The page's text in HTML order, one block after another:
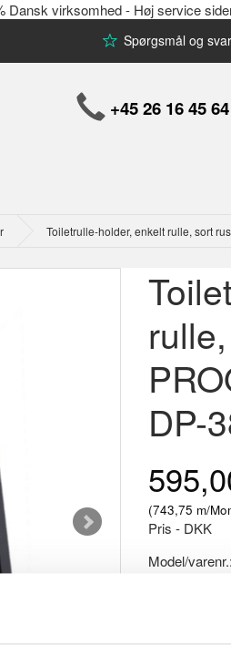
virksomhed - Høj service
Spørgsmål og
+45 26 16 45 64
Toiletrulle-holder, enkelt rulle, sort
DP-
(743,75 m/
Pris - DKK
Model/varenr.: